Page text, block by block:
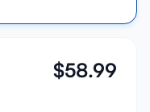
$58.99